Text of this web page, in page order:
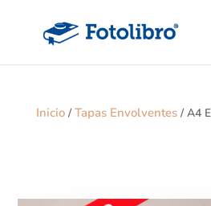
Inicio/Tapas Envolventes/ A4